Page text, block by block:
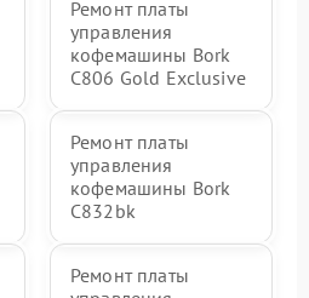
Ремонт платы
управления
кофемашины Bork
C806 Gold Exclusive
Ремонт платы
управления
кофемашины Bork
C832bk
Ремонт платы